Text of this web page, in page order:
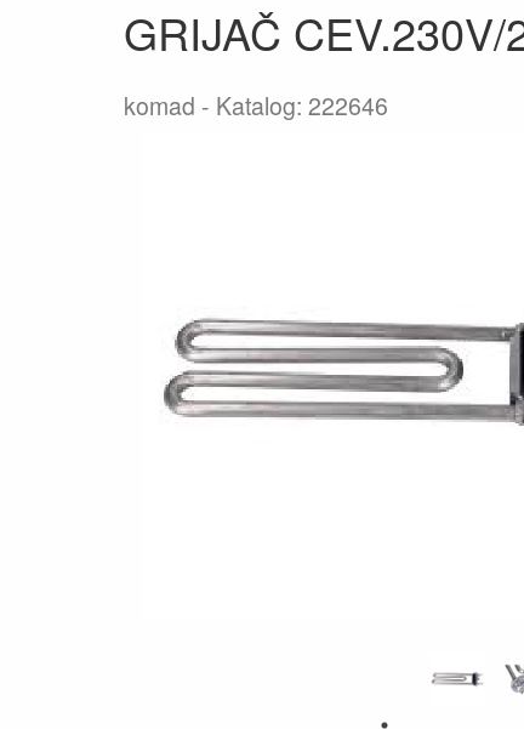
GRIJAČ
komad Katalog: 222646